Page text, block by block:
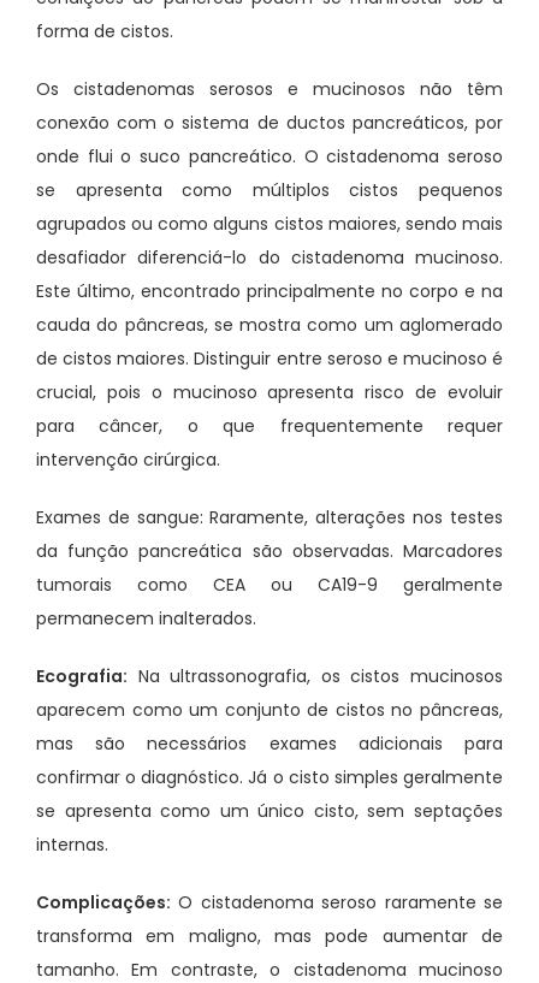
forma de cistos.
Os cistadenomas serosos e mucinosos não têm
conexão com o sistema de ductos pancreáticos, por
onde flui o suco pancreático. O cistadenoma seroso
se apresenta como múltiplos cistos pequenos
agrupados ou como alguns cistos maiores, sendo mais
desafiador diferenciá-lo do cistadenoma mucinoso.
Este último, encontrado principalmente no corpo e na
cauda do pâncreas, se mostra como um aglomerado
de cistos maiores. Distinguir entre seroso e mucinoso é
crucial, pois o mucinoso apresenta risco de evoluir
para câncer, o que frequentemente requer
intervenção cirúrgica.
Exames de sangue: Raramente, alterações nos testes
da função pancreática são observadas. Marcadores
tumorais como CEA ou CA19-9 geralmente
permanecem inalterados.
Ecografia: Na ultrassonografia, os cistos mucinosos
aparecem como um conjunto de cistos no pâncreas,
mas são necessários exames adicionais para
confirmar o diagnóstico. Já o cisto simples geralmente
se apresenta como um único cisto, sem septações
internas.
Complicações: O cistadenoma seroso raramente se
transforma em maligno, mas pode aumentar de
tamanho. Em contraste, o cistadenoma mucinoso